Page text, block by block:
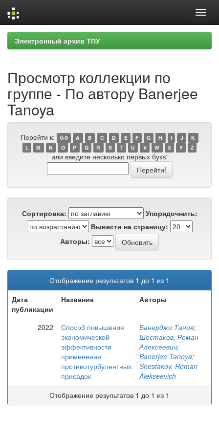
Skip
navigation
Электронный архив ТПУ
Просмотр коллекции по
группе - По автору Banerjee
Tanoya
Перейти к: 0-9 A B C D E F G H I J
K
L
M N O P Q R S T U V W X Y Z
или введите несколько первых букв:
Сортировка:
Упорядочнить:
Вывести на страницу:
Авторы:
Отображение результатов 1 до 1 из 1
Дата
публикации
Название Авторы
2022
Способ повышения
экономической
эффективности
применения
противотурбулентных
присадок
Банерджи Таноя;
Шестаков, Роман
Алексеевич;
Banerjee Tanoya;
Shestakov, Roman
Alekseevich
Отображение результатов 1 до 1 из 1